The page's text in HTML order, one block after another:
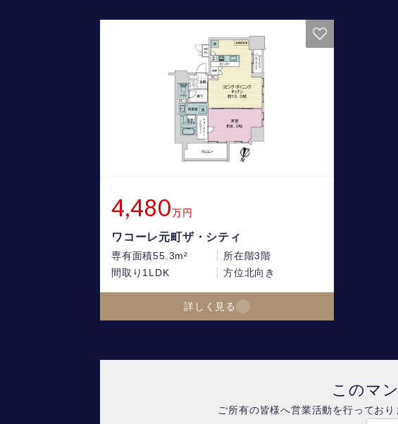
4,480万円
ワコーレ元町ザ・シティ
専有面積55.3m² 所在階3階
間取り 1LDK 方位北向き
詳しく見る
このマ
ご所有の皆様へ営業活動を行ってお